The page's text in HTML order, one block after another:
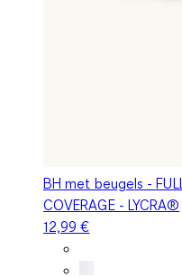
BH met beugels - FULL
COVERAGE - LYCRA®
12,99 €